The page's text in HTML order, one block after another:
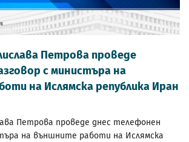
Петрова проведе
с министъра на
на Ислямска република Иран
Петрова проведе днес телефонен
на външните работи на Ислямска